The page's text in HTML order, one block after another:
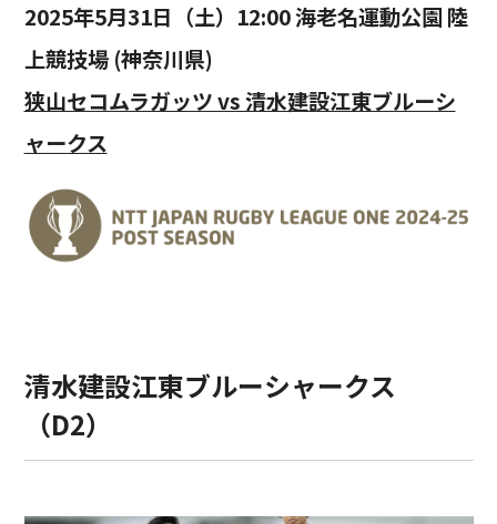
2025年5月31日（土）12:00 海老名運動公園 陸
上競技場 (神奈川県)
狭山セコムラガッツ vs 清水建設江東ブルーシ
ャークス
清水建設江東ブルーシャークス
（D2）